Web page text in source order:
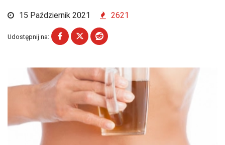
15 Październik 2021 2621
Udostępnij na: